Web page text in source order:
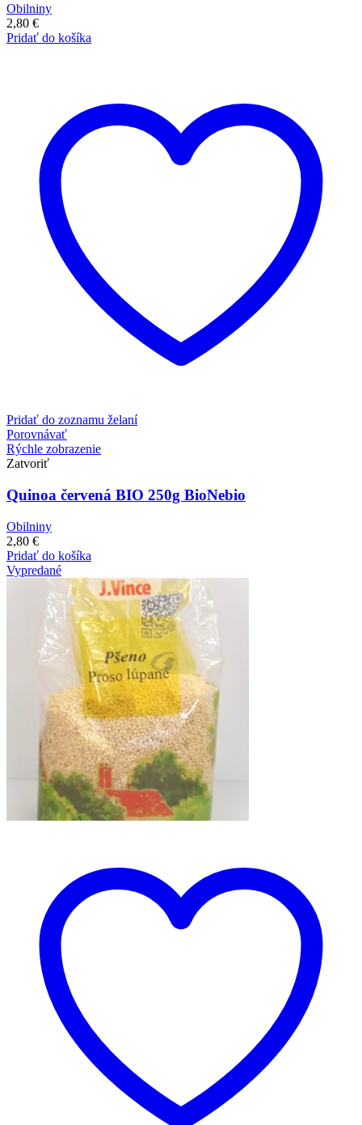
Obilniny
2,80 €
Pridať do košíka
Pridať do zoznamu želaní
Porovnávať
Rýchle zobrazenie
Zatvoriť
Quinoa červená BIO 250g BioNebio
Obilniny
2,80 €
Pridať do košíka
Vypredané